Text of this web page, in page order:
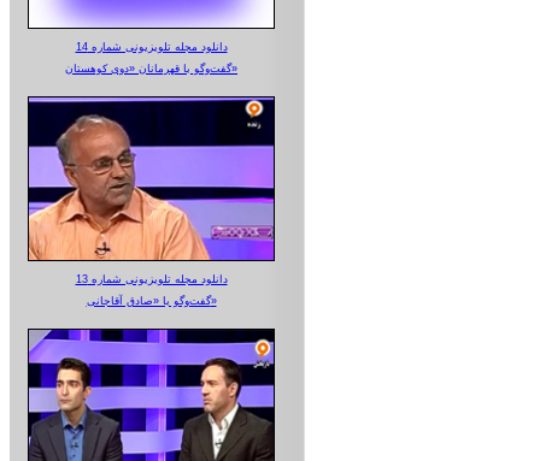
دانلود مجله تلویزیونی شماره 14
گفت‌وگو با قهرمانان «دوی کوهستان»
دانلود مجله تلویزیونی شماره 13
گفت‌وگو با «صادق آقاجانی»